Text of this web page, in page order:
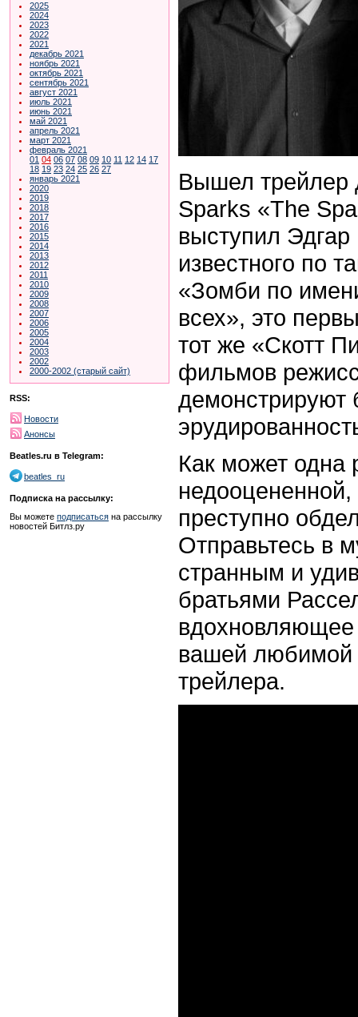
2025
2024
2023
2022
2021
декабрь 2021
ноябрь 2021
октябрь 2021
сентябрь 2021
август 2021
июль 2021
июнь 2021
май 2021
апрель 2021
март 2021
февраль 2021
01 04 06 07 08 09 10 11 12 14 17
18 19 23 24 25 26 27
январь 2021
2020
2019
2018
2017
2016
2015
2014
2013
2012
2011
2010
2009
2008
2007
2006
2005
2004
2003
2002
2000-2002 (старый сайт)
RSS:
Новости
Анонсы
Beatles.ru в Telegram:
beatles_ru
Подписка на рассылку:
Вы можете подписаться на рассылку
новостей Битлз.ру
Вышел трейлер
Sparks «The
выступил
известного по
«Зомби по
всех», это
тот же «Скотт
фильмов
Как может одна
преступно
Отправьтесь в
странным и
братьями
вашей любимой
трейлера.